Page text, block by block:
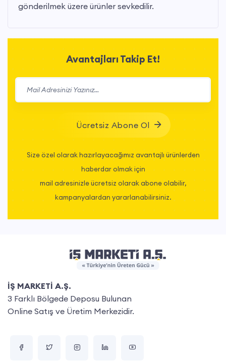
gönderilmek üzere ürünler sevkedilir.
Avantajları Takip Et!
Ücretsiz Abone Ol
Size özel olarak hazırlayacağımız avantajlı ürünlerden
haberdar olmak için
mail adresinizle ücretsiz olarak abone olabilir,
kampanyalardan yararlanabilirsiniz.
İŞ MARKETİ A.Ş.
3 Farklı Bölgede Deposu Bulunan
Online Satış ve Üretim Merkezidir.